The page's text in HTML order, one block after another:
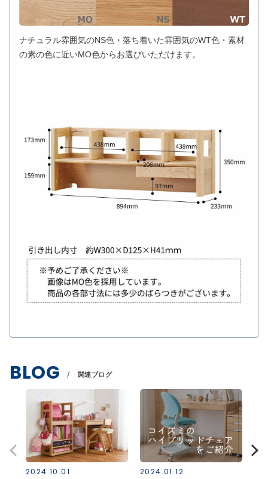
ナチュラル雰囲気のNS色・落ち着いた雰囲気のWT色・素材
の素の色に近いMO色からお選びいただけます。
BLOG 関連ブログ
2024.10.01 2024.01.12